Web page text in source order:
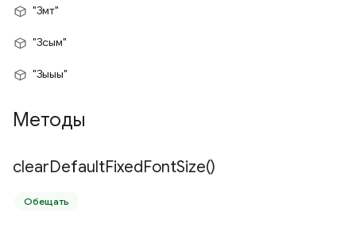
"Змт"
"Зсым"
"Зыыы"
Методы
clearDefaultFixedFontSize()
Обещать